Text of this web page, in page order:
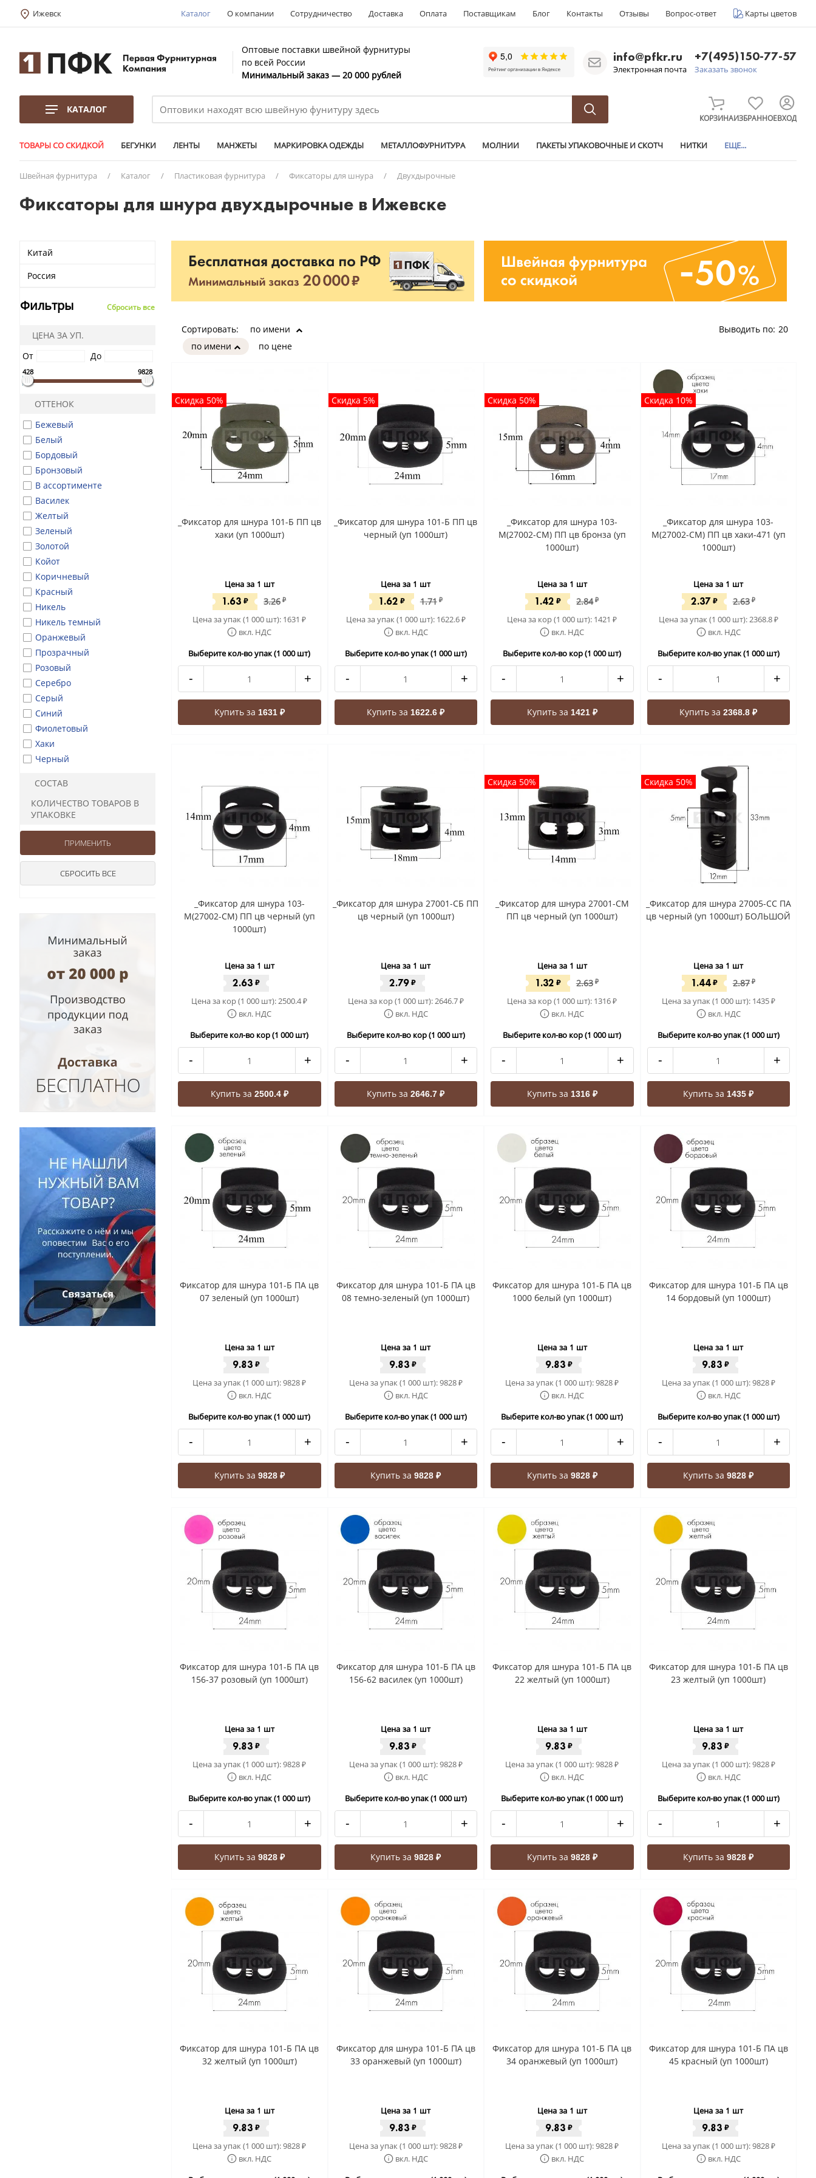
Ижевск Каталог О компании Сотрудничество Доставка Оплата Поставщикам Блог Контакты Отзывы Вопрос-ответ Карты цветов
Оптовые поставки швейной фурнитуры
по всей России
Минимальный заказ — 20 000 рублей
info@pfkr.ru
Электронная почта
+7(495)150-77-57
Заказать звонок
КАТАЛОГ
КОРЗИНАИЗБРАННОЕВХОД
ТОВАРЫ СО СКИДКОЙ БЕГУНКИ ЛЕНТЫ МАНЖЕТЫ МАРКИРОВКА ОДЕЖДЫ МЕТАЛЛОФУРНИТУРА МОЛНИИ ПАКЕТЫ УПАКОВОЧНЫЕ И СКОТЧ НИТКИ ЕЩЕ...
Швейная фурнитура / Каталог / Пластиковая фурнитура / Фиксаторы для шнура / Двухдырочные
Фиксаторы для шнура двухдырочные в Ижевске
Китай
Россия
Фильтры Сбросить все
ЦЕНА ЗА УП.
От
До
428 9828
ОТТЕНОК
Бежевый
Белый
Бордовый
Бронзовый
В ассортименте
Василек
Желтый
Зеленый
Золотой
Койот
Коричневый
Красный
Никель
Никель темный
Оранжевый
Прозрачный
Розовый
Серебро
Серый
Синий
Фиолетовый
Хаки
Черный
СОСТАВ
КОЛИЧЕСТВО ТОВАРОВ В
УПАКОВКЕ
Сортировать:
по имени
по цене
по имени Выводить по: 20
Скидка 50%
_Фиксатор для шнура 101-Б ПП цв
хаки (уп 1000шт)
Цена за 1 шт
1.63 ₽ 3.26 ₽
Цена за упак (1 000 шт): 1631₽
вкл. НДС
Выберите кол-во упак (1 000 шт)
- +
Купить за 1631 ₽
Скидка 5%
_Фиксатор для шнура 101-Б ПП цв
черный (уп 1000шт)
Цена за 1 шт
1.62 ₽ 1.71 ₽
Цена за упак (1 000 шт): 1622.6₽
вкл. НДС
Выберите кол-во упак (1 000 шт)
- +
Купить за1622.6 ₽
Скидка 50%
_Фиксатор для шнура 103-
М(27002-СМ) ПП цв бронза (уп
1000шт)
Цена за 1 шт
1.42 ₽ 2.84 ₽
Цена за кор (1 000 шт): 1421₽
вкл. НДС
Выберите кол-во кор (1 000 шт)
- +
Купить за 1421 ₽
Скидка 10%
_Фиксатор для шнура 103-
М(27002-СМ) ПП цв хаки-471 (уп
1000шт)
Цена за 1 шт
2.37₽ 2.63 ₽
Цена за упак (1 000 шт):2368.8₽
вкл. НДС
Выберите кол-во упак (1 000 шт)
- +
Купить за2368.8 ₽
_Фиксатор для шнура 103-
М(27002-СМ) ПП цв черный (уп
1000шт)
Цена за 1 шт
2.63 ₽
Цена за кор (1 000 шт):2500.4₽
вкл. НДС
Выберите кол-во кор (1 000 шт)
- +
Купить за 2500.4 ₽
_Фиксатор для шнура 27001-СБ ПП
цв черный (уп 1000шт)
Цена за 1 шт
2.79₽
Цена за кор (1 000 шт):2646.7₽
вкл. НДС
Выберите кол-во кор (1 000 шт)
- +
Купить за2646.7 ₽
Скидка 50%
_Фиксатор для шнура 27001-СМ
ПП цв черный (уп 1000шт)
Цена за 1 шт
1.32 ₽ 2.63 ₽
Цена за кор (1 000 шт): 1316₽
вкл. НДС
Выберите кол-во кор (1 000 шт)
- +
Купить за 1316 ₽
Скидка 50%
_Фиксатор для шнура 27005-СС ПА
цв черный (уп 1000шт) БОЛЬШОЙ
Цена за 1 шт
1.44₽ 2.87 ₽
Цена за упак (1 000 шт): 1435₽
вкл. НДС
Выберите кол-во упак (1 000 шт)
- +
Купить за1435 ₽
Фиксатор для шнура 101-Б ПА цв
07 зеленый (уп 1000шт)
Цена за 1 шт
9.83 ₽
Цена за упак (1 000 шт):9828₽
вкл. НДС
Выберите кол-во упак (1 000 шт)
- +
Купить за 9828 ₽
Фиксатор для шнура 101-Б ПА цв
08 темно-зеленый (уп 1000шт)
Цена за 1 шт
9.83 ₽
Цена за упак (1 000 шт):9828₽
вкл. НДС
Выберите кол-во упак (1 000 шт)
- +
Купить за9828 ₽
Фиксатор для шнура 101-Б ПА цв
1000 белый (уп 1000шт)
Цена за 1 шт
9.83 ₽
Цена за упак (1 000 шт):9828₽
вкл. НДС
Выберите кол-во упак (1 000 шт)
- +
Купить за 9828 ₽
Фиксатор для шнура 101-Б ПА цв
14 бордовый (уп 1000шт)
Цена за 1 шт
9.83 ₽
Цена за упак (1 000 шт):9828₽
вкл. НДС
Выберите кол-во упак (1 000 шт)
- +
Купить за9828 ₽
Фиксатор для шнура 101-Б ПА цв
156-37 розовый (уп 1000шт)
Цена за 1 шт
9.83 ₽
Цена за упак (1 000 шт):9828₽
вкл. НДС
Выберите кол-во упак (1 000 шт)
- +
Купить за 9828 ₽
Фиксатор для шнура 101-Б ПА цв
156-62 василек (уп 1000шт)
Цена за 1 шт
9.83 ₽
Цена за упак (1 000 шт):9828₽
вкл. НДС
Выберите кол-во упак (1 000 шт)
- +
Купить за9828 ₽
Фиксатор для шнура 101-Б ПА цв
22 желтый (уп 1000шт)
Цена за 1 шт
9.83 ₽
Цена за упак (1 000 шт):9828₽
вкл. НДС
Выберите кол-во упак (1 000 шт)
- +
Купить за 9828 ₽
Фиксатор для шнура 101-Б ПА цв
23 желтый (уп 1000шт)
Цена за 1 шт
9.83 ₽
Цена за упак (1 000 шт):9828₽
вкл. НДС
Выберите кол-во упак (1 000 шт)
- +
Купить за9828 ₽
Фиксатор для шнура 101-Б ПА цв
32 желтый (уп 1000шт)
Цена за 1 шт
9.83 ₽
Цена за упак (1 000 шт):9828₽
вкл. НДС
Фиксатор для шнура 101-Б ПА цв
33 оранжевый (уп 1000шт)
Цена за 1 шт
9.83 ₽
Цена за упак (1 000 шт):9828₽
вкл. НДС
Фиксатор для шнура 101-Б ПА цв
34 оранжевый (уп 1000шт)
Цена за 1 шт
9.83 ₽
Цена за упак (1 000 шт):9828₽
вкл. НДС
Фиксатор для шнура 101-Б ПА цв
45 красный (уп 1000шт)
Цена за 1 шт
9.83 ₽
Цена за упак (1 000 шт):9828₽
вкл. НДС